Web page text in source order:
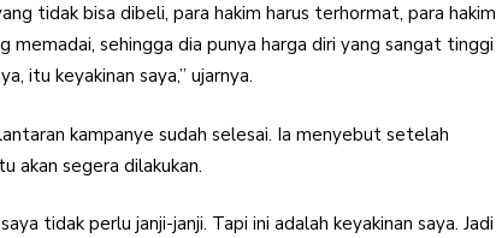
tidak bisa dibeli, para hakim harus terhormat, para hakim
memadai, sehingga dia punya harga diri yang sangat tinggi
itu keyakinan saya,” ujarnya.
kampanye sudah selesai. Ia menyebut setelah
akan segera dilakukan.
tidak perlu janji-janji. Tapi ini adalah keyakinan saya. Jadi